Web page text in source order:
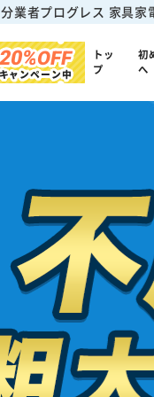
業者プログレス 家具家
OFF
ャンペーン中
トッ
プ
初
へ